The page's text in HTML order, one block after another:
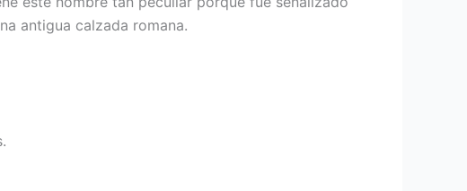
antigua calzada romana.